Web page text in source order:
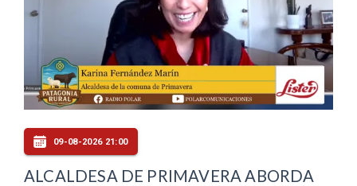
09-08-2026 21:00
ALCALDESA DE PRIMAVERA ABORDA